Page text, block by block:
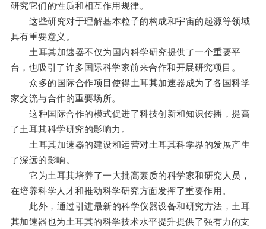
研究它们的性质和相互作用规律。
这些研究对于理解基本粒子的构成和宇宙的起源等领域
具有重要意义。
土耳其加速器不仅为国内科学研究提供了一个重要平
台，也吸引了许多国际科学家前来合作和开展研究项目。
众多的国际合作项目使得土耳其加速器成为了各国科学
家交流与合作的重要场所。
这种国际合作的模式促进了科技创新和知识传播，提高
了土耳其科学研究的影响力。
土耳其加速器的建设和运营对土耳其科学界的发展产生
了深远的影响。
它为土耳其培养了一大批高素质的科学家和研究人员，
在培养科学人才和推动科学研究方面发挥了重要作用。
此外，通过引进最新的科学仪器设备和研究方法，土耳
其加速器也为土耳其的科学技术水平提升提供了强有力的支